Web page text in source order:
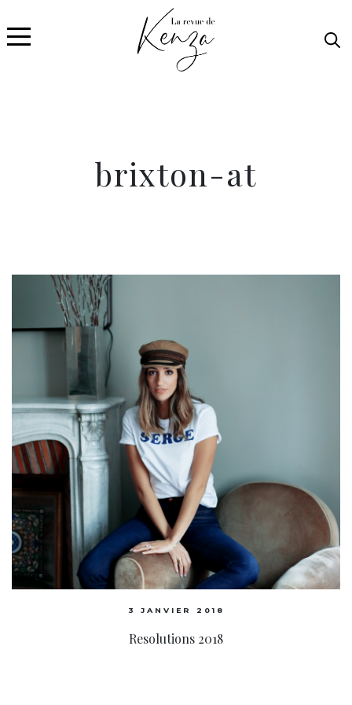
brixton-at
3 JANVIER 2018
Resolutions 2018